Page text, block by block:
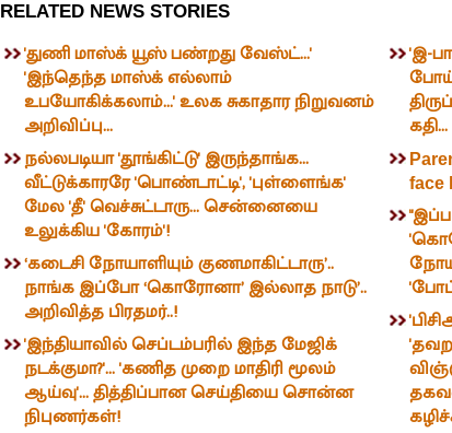
RELATED NEWS STORIES
'துணி மாஸ்க் யூஸ் பண்றது வேஸ்ட்...'
'இந்தெந்த மாஸ்க் எல்லாம்
உபயோகிக்கலாம்...' உலக சுகாதார நிறுவனம்
அறிவிப்பு...
நல்லபடியா 'தூங்கிட்டு' இருந்தாங்க...
வீட்டுக்காரரே 'பொண்டாட்டி', 'புள்ளைங்க'
மேல 'தீ' வெச்சுட்டாரு... சென்னையை
உலுக்கிய 'கோரம்'!
‘கடைசி நோயாளியும் குணமாகிட்டாரு’..
நாங்க இப்போ ‘கொரோனா’ இல்லாத நாடு’..
அறிவித்த பிரதமர்..!
'இந்தியாவில் செப்டம்பரில் இந்த மேஜிக்
நடக்குமா?'... 'கணித முறை மாதிரி மூலம்
ஆய்வு'... தித்திப்பான செய்தியை சொன்ன
நிபுணர்கள்!
'இ-
கதி...
face